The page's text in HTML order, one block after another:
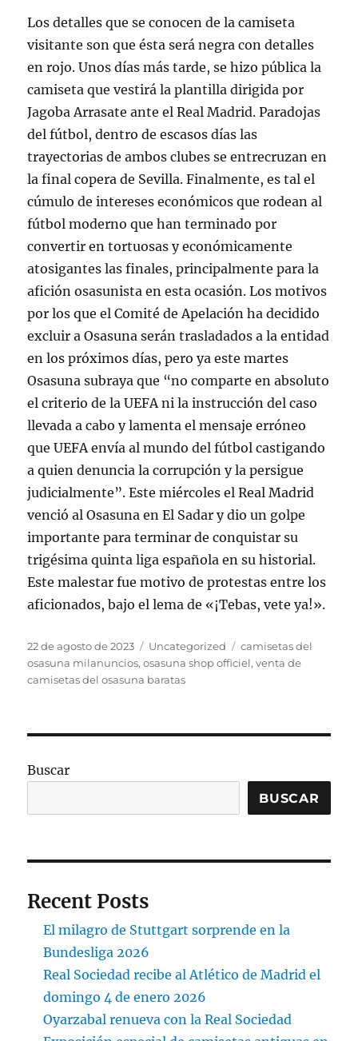
Los detalles que se conocen de la camiseta
visitante son que ésta será negra con detalles
en rojo. Unos días más tarde, se hizo pública la
camiseta que vestirá la plantilla dirigida por
Jagoba Arrasate ante el Real Madrid. Paradojas
del fútbol, dentro de escasos días las
trayectorias de ambos clubes se entrecruzan en
la final copera de Sevilla. Finalmente, es tal el
cúmulo de intereses económicos que rodean al
fútbol moderno que han terminado por
convertir en tortuosas y económicamente
atosigantes las finales, principalmente para la
afición osasunista en esta ocasión. Los motivos
por los que el Comité de Apelación ha decidido
excluir a Osasuna serán trasladados a la entidad
en los próximos días, pero ya este martes
Osasuna subraya que “no comparte en absoluto
el criterio de la UEFA ni la instrucción del caso
llevada a cabo y lamenta el mensaje erróneo
que UEFA envía al mundo del fútbol castigando
a quien denuncia la corrupción y la persigue
judicialmente”. Este miércoles el Real Madrid
venció al Osasuna en El Sadar y dio un golpe
importante para terminar de conquistar su
trigésima quinta liga española en su historial.
Este malestar fue motivo de protestas entre los
aficionados, bajo el lema de «¡Tebas, vete ya!».
Publicado
el
22 de agosto de 2023 Categorías
Uncategorized Etiquetas
camisetas del
osasuna milanuncios,osasuna shop officiel,venta de
camisetas del osasuna baratas
Buscar
BUSCAR
Recent Posts
El milagro de Stuttgart sorprende en la
Bundesliga 2026
Real Sociedad recibe al Atlético de Madrid el
domingo 4 de enero 2026
Oyarzabal renueva con la Real Sociedad